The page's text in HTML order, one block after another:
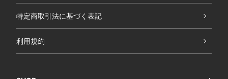
特定商取引法に基づく表記
利用規約